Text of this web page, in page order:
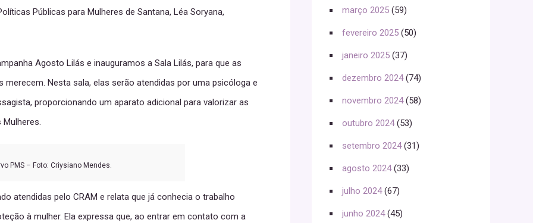
Públicas para Mulheres de Santana, Léa Soryana,
Agosto Lilás e inauguramos a Sala Lilás, para que as
Nesta sala, elas serão atendidas por uma psicóloga e
proporcionando um aparato adicional para valorizar as
PMS – Foto: Criysiano Mendes.
atendidas pelo CRAM e relata que já conhecia o trabalho
à mulher. Ela expressa que, ao entrar em contato com a
março 2025 (59)
fevereiro 2025 (50)
janeiro 2025 (37)
dezembro 2024(74)
novembro 2024(58)
outubro 2024(53)
setembro 2024(31)
agosto 2024(33)
julho 2024(67)
junho 2024(45)